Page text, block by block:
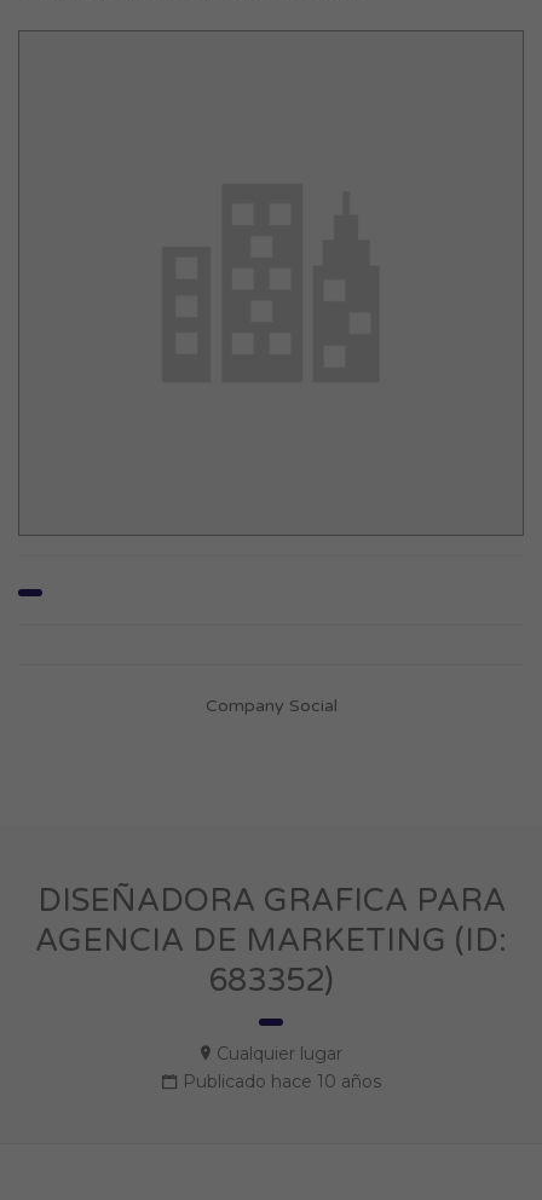
Company Social
DISEÑADORA GRAFICA PARA
AGENCIA DE MARKETING (ID:
683352)
Cualquier lugar
Publicado hace 10 años